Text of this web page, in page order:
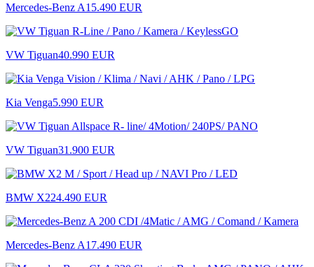
Mercedes-Benz A15.490 EUR
VW Tiguan40.990 EUR
Kia Venga5.990 EUR
VW Tiguan31.900 EUR
BMW X224.490 EUR
Mercedes-Benz A17.490 EUR